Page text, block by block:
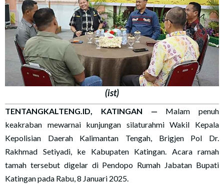
(ist)
TENTANGKALTENG.ID, KATINGAN — Malam penuh
keakraban mewarnai kunjungan silaturahmi Wakil Kepala
Kepolisian Daerah Kalimantan Tengah, Brigjen Pol Dr.
Rakhmad Setiyadi, ke Kabupaten Katingan. Acara ramah
tamah tersebut digelar di Pendopo Rumah Jabatan Bupati
Katingan pada Rabu, 8 Januari 2025.